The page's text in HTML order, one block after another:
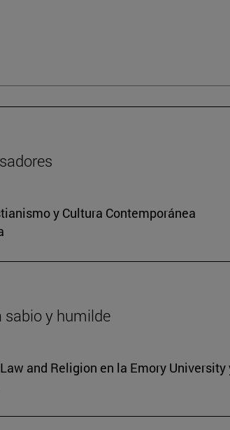
y Cultura Contemporánea
sabio y humilde
and Religion en la Emory